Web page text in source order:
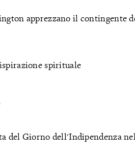
apprezzano il contingente
spirituale
del Giorno dell'Indipendenza